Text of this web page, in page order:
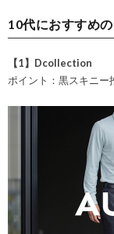
10代におすすめ
【1】Dcollection
ポイント：黒スキニー